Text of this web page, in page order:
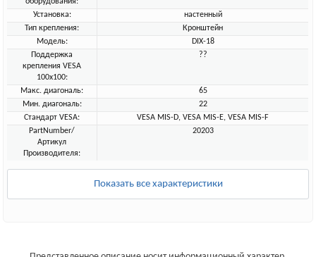
Установка:
настенный
Тип крепления:
Кронштейн
Модель:
DIX-18
Поддержка
крепления VESA
100х100:
??
Макс. диагональ:
65
Мин. диагональ:
22
Стандарт VESA:
VESA MIS-D, VESA MIS-E, VESA MIS-F
PartNumber/
Артикул
Производителя:
20203
Показать все характеристики